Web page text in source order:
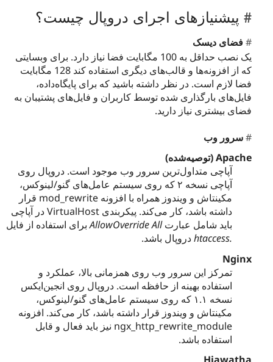
پیشنیازهای اجرای دروپال چیست؟
فضای دیسک
یک نصب حداقل به 100 مگابایت فضا نیاز دارد. برای وبسایتی
که از افزونه‌ها و قالب‌های دیگری استفاده کند 128 مگابایت
فضا لازم است. در نظر داشته باشید که برای پایگاه‌داده،
فایل‌های بارگذاری شده توسط کاربران و فایل‌های پشتیبان به
فضای بیشتری نیاز دارید.
سرور وب
Apache (توصیه‌شده)
آپاچی متداول‌ترین سرور وب موجود است. دروپال روی
آپاچی نسخه ۲ که روی سیستم عامل‌های گنو/لینوکس،
مکینتاش و ویندوز همراه با افزونه mod_rewrite قرار
داشته باشد، کار می‌کند. پیکربندی VirtualHost در آپاچی
باید شامل عبارتAllowOverride Allبرای استفاده از فایل
.htaccess
دروپال باشد.
Nginx
تمرکز این سرور وب روی همزمانی بالا، عملکرد و
استفاده بهینه از حافظه است. دروپال روی انجین‌ایکس
نسخه ۱.۱ که روی سیستم عامل‌های گنو/لینوکس،
مکینتاش و ویندوز قرار داشته باشد، کار می‌کند. افزونه
ngx_http_rewrite_module نیز باید فعال و قابل
استفاده باشد.
Hiawatha